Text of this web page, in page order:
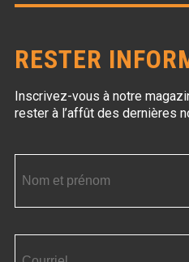
RESTER
Inscrivez-vous à notre
rester à l’affût des dernières